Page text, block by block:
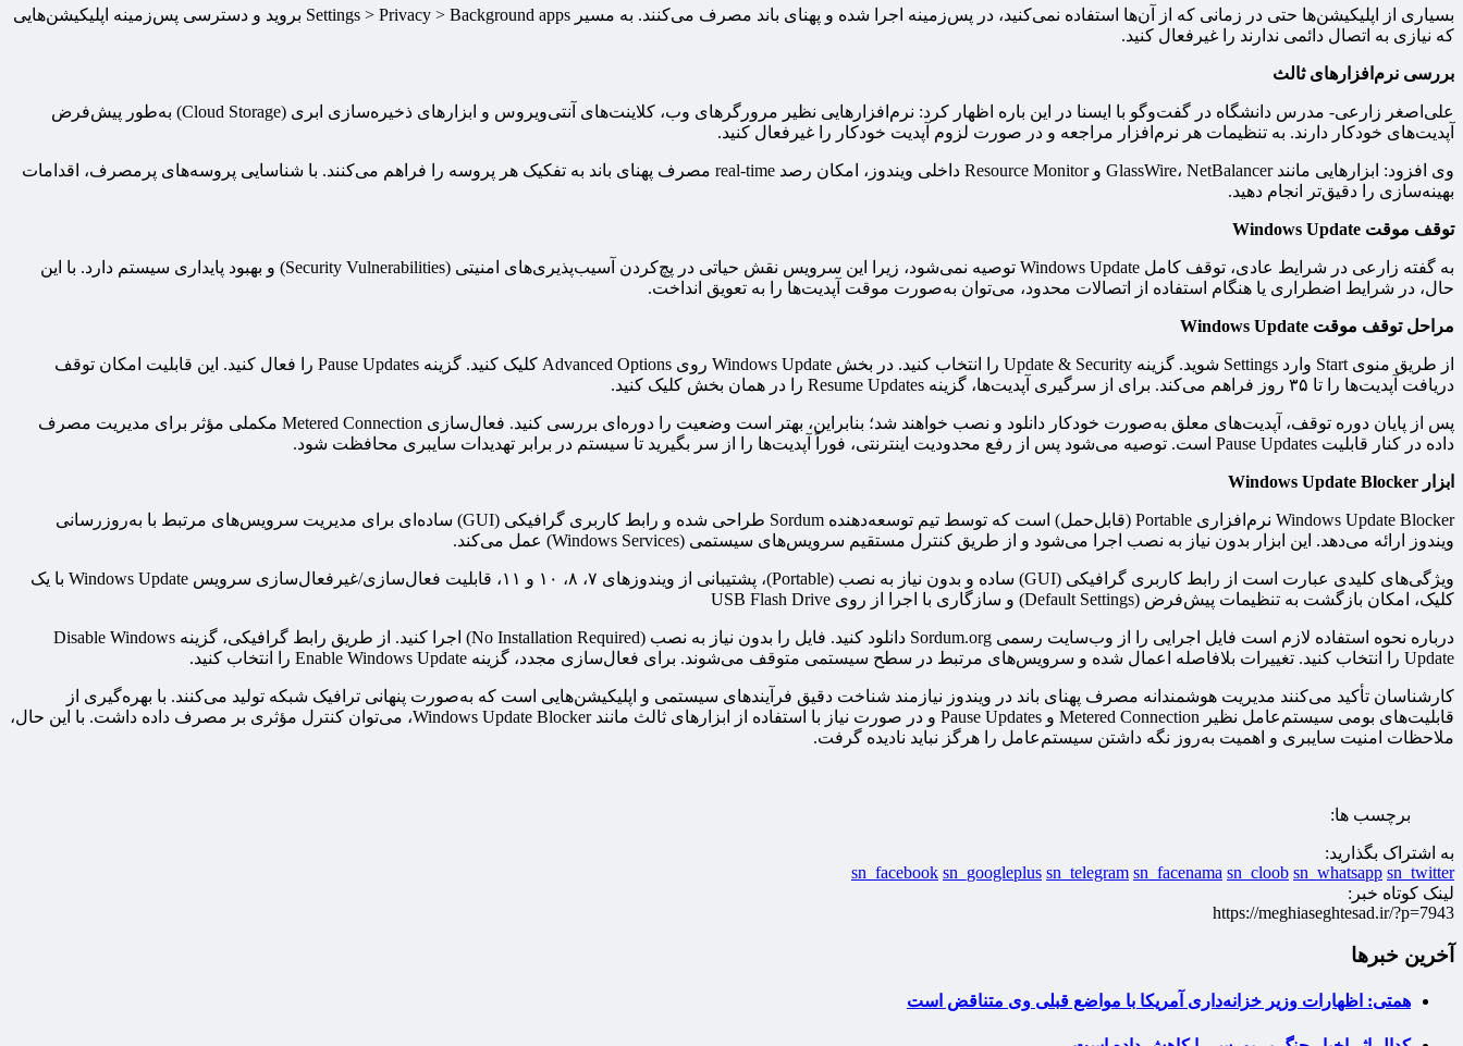
بسیاری از اپلیکیشن‌ها حتی در زمانی که از آن‌ها استفاده نمی‌کنید، در پس‌زمینه اجرا شده و پهنای باند مصرف می‌کنند. به مسیر Settings > Privacy > Background apps بروید و دسترسی پس‌زمینه اپلیکیشن‌هایی
که نیازی به اتصال دائمی ندارند را غیرفعال کنید.
بررسی نرم‌افزارهای ثالث
علی‌اصغر زارعی- مدرس دانشگاه در گفت‌وگو با ایسنا در این باره اظهار کرد: نرم‌افزارهایی نظیر مرورگرهای وب، کلاینت‌های آنتی‌ویروس و ابزارهای ذخیره‌سازی ابری (Cloud Storage) به‌طور پیش‌فرض
آپدیت‌های خودکار دارند. به تنظیمات هر نرم‌افزار مراجعه و در صورت لزوم آپدیت خودکار را غیرفعال کنید.
وی افزود: ابزارهایی مانند GlassWire، NetBalancer و Resource Monitor داخلی ویندوز، امکان رصد real-time مصرف پهنای باند به تفکیک هر پروسه را فراهم می‌کنند. با شناسایی پروسه‌های پرمصرف، اقدامات
بهینه‌سازی را دقیق‌تر انجام دهید.
توقف موقت Windows Update
به گفته زارعی در شرایط عادی، توقف کامل Windows Update توصیه نمی‌شود، زیرا این سرویس نقش حیاتی در پچ‌کردن آسیب‌پذیری‌های امنیتی (Security Vulnerabilities) و بهبود پایداری سیستم دارد. با این
حال، در شرایط اضطراری یا هنگام استفاده از اتصالات محدود، می‌توان به‌صورت موقت آپدیت‌ها را به تعویق انداخت.
مراحل توقف موقت Windows Update
از طریق منوی Start وارد Settings شوید. گزینه Update & Security را انتخاب کنید. در بخش Windows Update روی Advanced Options کلیک کنید. گزینه Pause Updates را فعال کنید. این قابلیت امکان توقف
دریافت آپدیت‌ها را تا ۳۵ روز فراهم می‌کند. برای از سرگیری آپدیت‌ها، گزینه Resume Updates را در همان بخش کلیک کنید.
پس از پایان دوره توقف، آپدیت‌های معلق به‌صورت خودکار دانلود و نصب خواهند شد؛ بنابراین، بهتر است وضعیت را دوره‌ای بررسی کنید. فعال‌سازی Metered Connection مکملی مؤثر برای مدیریت مصرف
داده در کنار قابلیت Pause Updates است. توصیه می‌شود پس از رفع محدودیت اینترنتی، فوراً آپدیت‌ها را از سر بگیرید تا سیستم در برابر تهدیدات سایبری محافظت شود.
ابزار Windows Update Blocker
Windows Update Blocker نرم‌افزاری Portable (قابل‌حمل) است که توسط تیم توسعه‌دهنده Sordum طراحی شده و رابط کاربری گرافیکی (GUI) ساده‌ای برای مدیریت سرویس‌های مرتبط با به‌روزرسانی
ویندوز ارائه می‌دهد. این ابزار بدون نیاز به نصب اجرا می‌شود و از طریق کنترل مستقیم سرویس‌های سیستمی (Windows Services) عمل می‌کند.
ویژگی‌های کلیدی عبارت است از رابط کاربری گرافیکی (GUI) ساده و بدون نیاز به نصب (Portable)، پشتیبانی از ویندوزهای ۷، ۸، ۱۰ و ۱۱، قابلیت فعال‌سازی/غیرفعال‌سازی سرویس Windows Update با یک
کلیک، امکان بازگشت به تنظیمات پیش‌فرض (Default Settings) و سازگاری با اجرا از روی USB Flash Drive
درباره نحوه استفاده لازم است فایل اجرایی را از وب‌سایت رسمی Sordum.org دانلود کنید. فایل را بدون نیاز به نصب (No Installation Required) اجرا کنید. از طریق رابط گرافیکی، گزینه Disable Windows
Update را انتخاب کنید. تغییرات بلافاصله اعمال شده و سرویس‌های مرتبط در سطح سیستمی متوقف می‌شوند. برای فعال‌سازی مجدد، گزینه Enable Windows Update را انتخاب کنید.
کارشناسان تأکید می‌کنند مدیریت هوشمندانه مصرف پهنای باند در ویندوز نیازمند شناخت دقیق فرآیندهای سیستمی و اپلیکیشن‌هایی است که به‌صورت پنهانی ترافیک شبکه تولید می‌کنند. با بهره‌گیری از
قابلیت‌های بومی سیستم‌عامل نظیر Metered Connection و Pause Updates و در صورت نیاز با استفاده از ابزارهای ثالث مانند Windows Update Blocker، می‌توان کنترل مؤثری بر مصرف داده داشت. با این حال،
ملاحظات امنیت سایبری و اهمیت به‌روز نگه داشتن سیستم‌عامل را هرگز نباید نادیده گرفت.
برچسب ها:
به اشتراک بگذارید:
sn_facebook sn_googleplus sn_telegram sn_facenama sn_cloob sn_whatsapp sn_twitter
لینک کوتاه خبر:
https://meghiaseghtesad.ir/?p=7943
آخرین خبرها
همتی: اظهارات وزیر خزانه‌داری آمریکا با مواضع قبلی وی متناقض است